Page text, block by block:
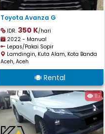
Toyota Avanza G
IDR. 350 K/hari
2022 - Manual
Lepas/Pakai Sopir
Lamdingin, Kuta Alam, Kota Banda
Aceh, Aceh
Rental
117